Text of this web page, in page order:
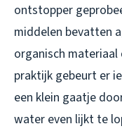
ontstopper
middelen bevatten
organisch
praktijk gebeurt er
een klein gaatje
water even lijkt te